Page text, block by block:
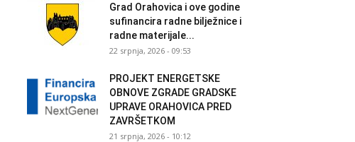
Grad Orahovica i ove godine
sufinancira radne bilježnice i
radne materijale...
22 srpnja, 2026 - 09:53
PROJEKT ENERGETSKE
OBNOVE ZGRADE GRADSKE
UPRAVE ORAHOVICA PRED
ZAVRŠETKOM
21 srpnja, 2026 - 10:12